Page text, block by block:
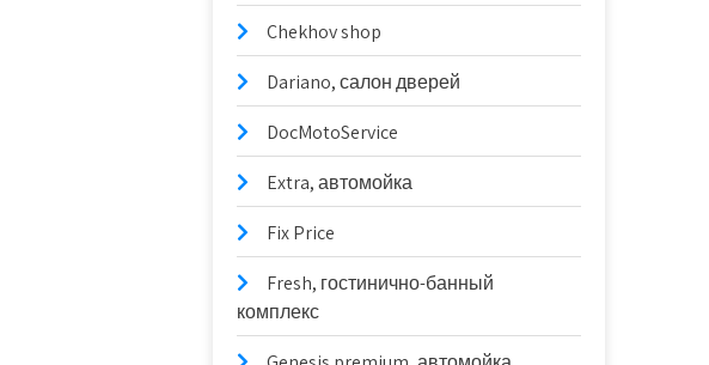
Chekhov shop
Dariano, салон дверей
DocMotoService
Extra, автомойка
Fix Price
Fresh, гостинично-банный
комплекс